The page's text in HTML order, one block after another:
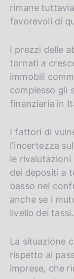
rimane
favorevoli di
I prezzi delle
tornati a
immobili
complesso gli
finanziaria in
I fattori di
l'incertezza
le
dei depositi a
basso nel
anche se i
livello dei tassi.
La situazione
rispetto al
imprese, che